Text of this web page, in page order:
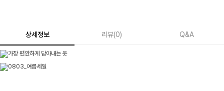
상세정보 리뷰(0) Q&A